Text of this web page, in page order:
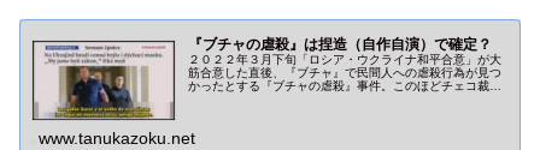
『ブチャの虐殺』は捏造（自作自演）で確定？
２０２２年３月下旬「ロシア・ウクライナ和平合意」が大
筋合意した直後、『ブチャ』で民間人への虐殺行為が見つ
かったとする『ブチャの虐殺』事件。このほどチェコ裁判
www.tanukazoku.net